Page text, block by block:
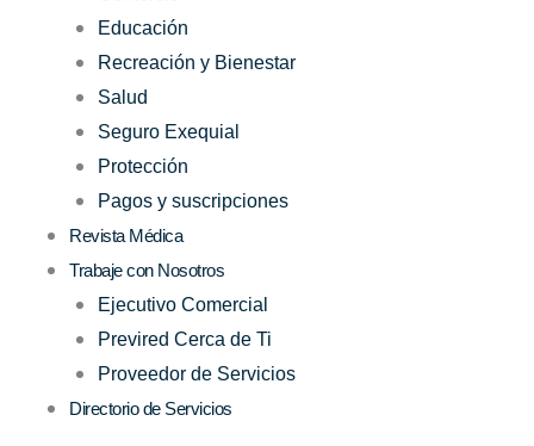
Educación
Recreación y Bienestar
Salud
Seguro Exequial
Protección
Pagos y suscripciones
Revista Médica
Trabaje con Nosotros
Ejecutivo Comercial
Previred Cerca de Ti
Proveedor de Servicios
Directorio de Servicios